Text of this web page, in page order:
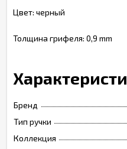
Цвет: черный
Толщина грифеля: 0,9 mm
Бренд
Тип ручки
Коллекция